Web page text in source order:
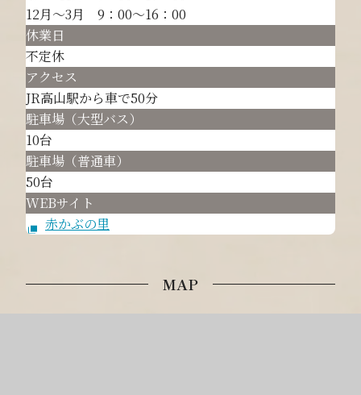
12月～3月 9：00～16：00
休業日
不定休
アクセス
JR高山駅から車で50分
駐車場（大型バス）
10台
駐車場（普通車）
50台
WEBサイト
赤かぶの里
MAP